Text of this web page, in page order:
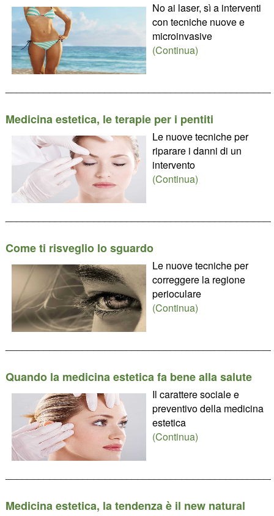
No ai laser, sì a interventi
con tecniche nuove e
microinvasive
(Continua)
Medicina estetica, le terapie per i pentiti
Le nuove tecniche per
riparare i danni di un
intervento
(Continua)
Come ti risveglio lo sguardo
Le nuove tecniche per
correggere la regione
perioculare
(Continua)
Quando la medicina estetica fa bene alla salute
Il carattere sociale e
preventivo della medicina
estetica
(Continua)
Medicina estetica, la tendenza è il new natural